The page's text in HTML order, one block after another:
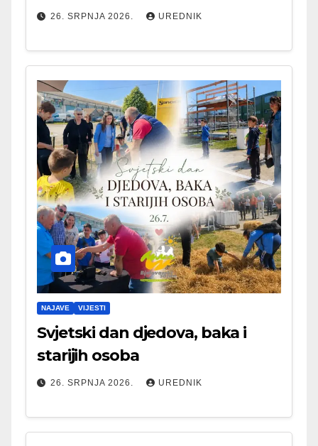
26. SRPNJA 2026. UREDNIK
NAJAVE VIJESTI
Svjetski dan djedova, baka i
starijih osoba
26. SRPNJA 2026. UREDNIK